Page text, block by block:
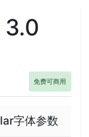
3.0
免费可商用
字体参数